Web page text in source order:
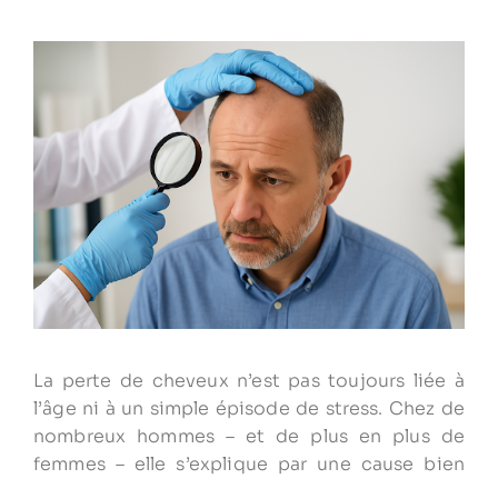
La perte de cheveux n’est pas toujours liée à
l’âge ni à un simple épisode de stress. Chez de
nombreux hommes – et de plus en plus de
femmes – elle s’explique par une cause bien